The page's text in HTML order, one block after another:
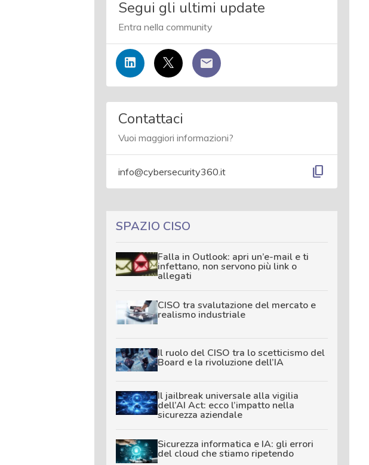
Segui gli ultimi update
Entra nella community
Contattaci
Vuoi maggiori informazioni?
info@cybersecurity360.it content_copy
SPAZIO CISO
Falla in Outlook: apri un’e-mail e ti
infettano, non servono più link o
allegati
CISO tra svalutazione del mercato e
realismo industriale
Il ruolo del CISO tra lo scetticismo del
Board e la rivoluzione dell’IA
Il jailbreak universale alla vigilia
dell’AI Act: ecco l’impatto nella
sicurezza aziendale
Sicurezza informatica e IA: gli errori
del cloud che stiamo ripetendo